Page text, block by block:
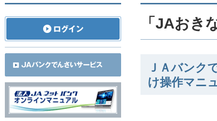
「JAおき
ＪＡバンク
け操作マニ